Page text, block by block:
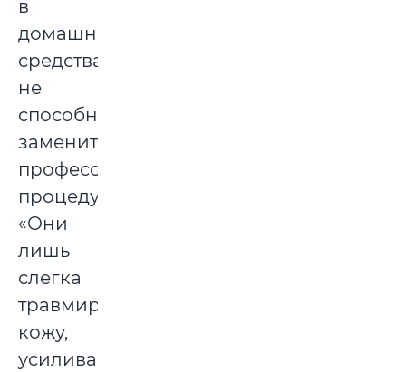
в
домашних
средствах
не
способны
заменить
профессиональные
процедуры.
«Они
лишь
слегка
травмируют
кожу,
усиливая